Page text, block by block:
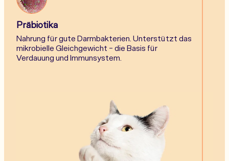
Präbiotika
Nahrung für gute Darmbakterien. Unterstützt das
mikrobielle Gleichgewicht - die Basis für
Verdauung und Immunsystem.